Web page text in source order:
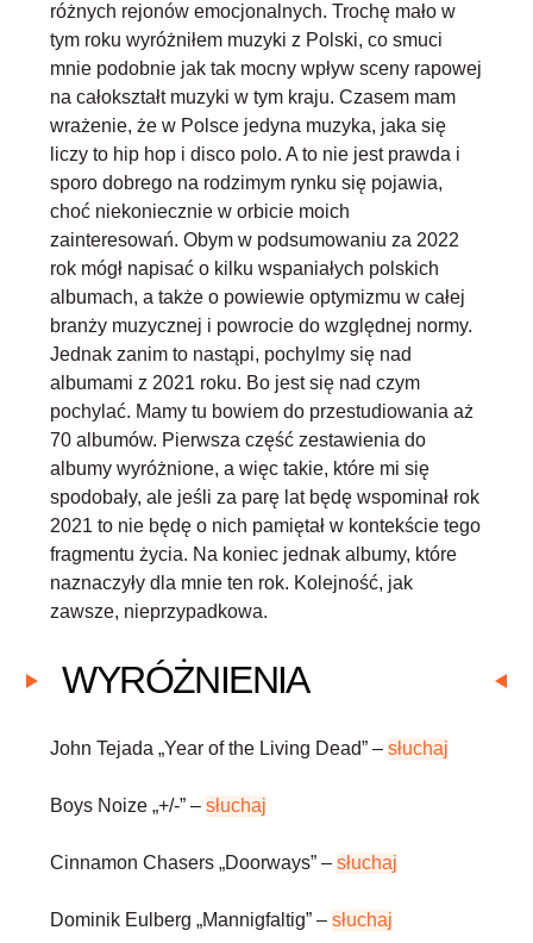
różnych rejonów emocjonalnych. Trochę mało w
tym roku wyróżniłem muzyki z Polski, co smuci
mnie podobnie jak tak mocny wpływ sceny rapowej
na całokształt muzyki w tym kraju. Czasem mam
wrażenie, że w Polsce jedyna muzyka, jaka się
liczy to hip hop i disco polo. A to nie jest prawda i
sporo dobrego na rodzimym rynku się pojawia,
choć niekoniecznie w orbicie moich
zainteresowań. Obym w podsumowaniu za 2022
rok mógł napisać o kilku wspaniałych polskich
albumach, a także o powiewie optymizmu w całej
branży muzycznej i powrocie do względnej normy.
Jednak zanim to nastąpi, pochylmy się nad
albumami z 2021 roku. Bo jest się nad czym
pochylać. Mamy tu bowiem do przestudiowania aż
70 albumów. Pierwsza część zestawienia do
albumy wyróżnione, a więc takie, które mi się
spodobały, ale jeśli za parę lat będę wspominał rok
2021 to nie będę o nich pamiętał w kontekście tego
fragmentu życia. Na koniec jednak albumy, które
naznaczyły dla mnie ten rok. Kolejność, jak
zawsze, nieprzypadkowa.
WYRÓŻNIENIA
John Tejada „Year of the Living Dead” –słuchaj
Boys Noize „+/-” –słuchaj
Cinnamon Chasers „Doorways” –słuchaj
Dominik Eulberg „Mannigfaltig” –słuchaj